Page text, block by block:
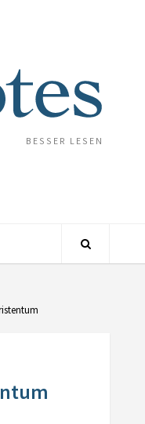
BESSER LESEN